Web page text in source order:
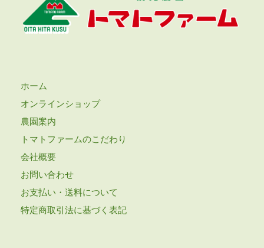
ホーム
オンラインショップ
農園案内
トマトファームのこだわり
会社概要
お問い合わせ
お支払い・送料について
特定商取引法に基づく表記